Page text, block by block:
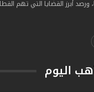
ورصد أبرز القضايا التي تهم
اليوم